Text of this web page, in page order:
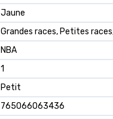
Jaune
Grandes races, Petites
NBA
1
Petit
765066063436